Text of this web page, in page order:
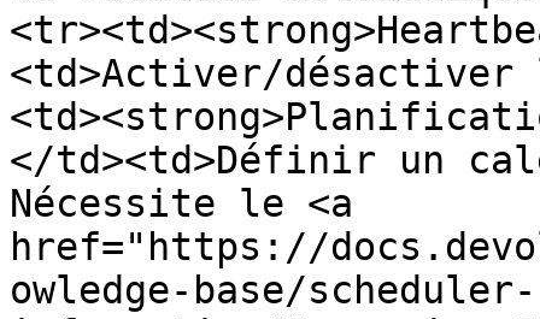
<td>Activer/
</td><td>Définir un
Nécessite le <a
href="https://
owledge-base/